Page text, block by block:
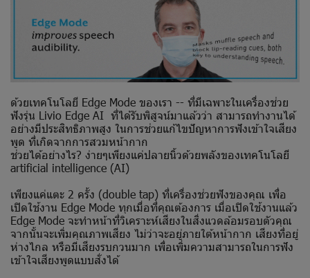
ด้วยเทคโนโลยี Edge Mode ของเรา -- ที่มีเฉพาะในเครื่องช่วย
ฟังรุ่น Livio Edge AI ที่ได้รับพิสูจน์มาแล้วว่า สามารถทำงานได้
อย่างมีประสิทธิภาพสูง ในการช่วยแก้ไขปัญหาการฟังเข้าใจเสียง
พูด ที่เกิดจากการสวมหน้ากาก
ช่วยได้อย่างไร? ง่ายๆเพียงแค่ปลายนิ้วด้วยพลังของเทคโนโลยี
artificial intelligence (AI)
เพียงแค่แตะ 2 ครั้ง (double tap) ที่เครื่องช่วยฟังของคุณ เพื่อ
เปิดใช้งาน Edge Mode ทุกเมื่อที่คุณต้องการ เมื่อเปิดใช้งานแล้ว
Edge Mode จะทำหน้าที่วิเคราะห์เสียงในสิ่งแวดล้อมรอบตัวคุณ
จากนั้นจะเพิ่มคุณภาพเสียง ไม่ว่าจะอยู่ภายใต้หน้ากาก เสียงที่อยู่
ห่างไกล หรือมีเสียงรบกวนมาก เพื่อเพิ่มความสามารถในการฟัง
เข้าใจเสียงพูดแบบสั่งได้